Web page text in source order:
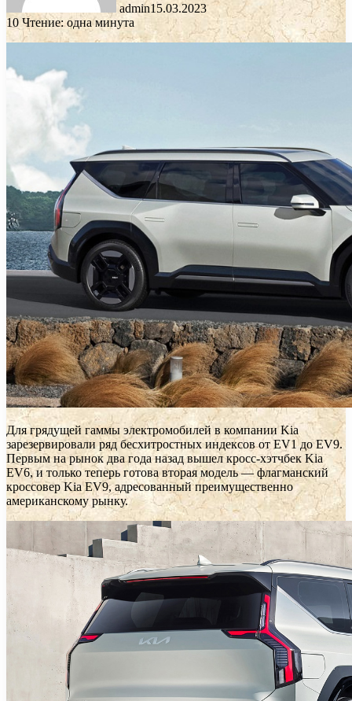
admin15.03.2023
10 Чтение: одна минута
Для грядущей гаммы электромобилей в компании Kia
зарезервировали ряд бесхитростных индексов от EV1 до EV9.
Первым на рынок два года назад вышел кросс-хэтчбек Kia
EV6, и только теперь готова вторая модель — флагманский
кроссовер Kia EV9, адресованный преимущественно
американскому рынку.